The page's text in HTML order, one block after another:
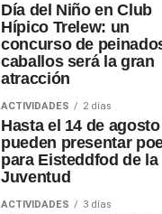
Día del Niño en Club
Hípico Trelew: un
concurso de
caballos será la gran
atracción
ACTIVIDADES 2 días
Hasta el 14 de
pueden presentar
para Eisteddfod de la
Juventud
ACTIVIDADES 3 días